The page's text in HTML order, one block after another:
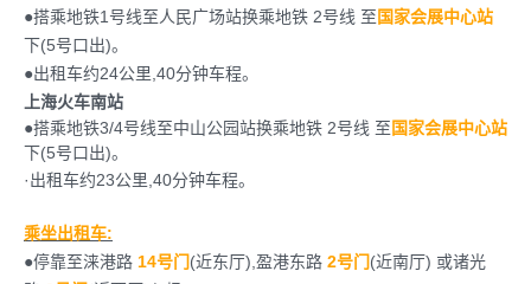
●搭乘地铁1号线至人民广场站换乘地铁 2号线 至国家会展中心站
下(5号口出)。
●出租车约24公里,40分钟车程。
上海火车南站
●搭乘地铁3/4号线至中山公园站换乘地铁 2号线 至国家会展中心站
下(5号口出)。
·出租车约23公里,40分钟车程。
乘坐出租车:
●停靠至涞港路 14号门(近东厅),盈港东路 2号门(近南厅) 或诸光